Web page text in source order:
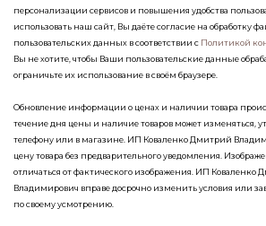
персонализации сервисов и повышения удобства
использовать наш сайт, Вы даёте согласие на обработку
пользовательских данных в соответствии с Политикой
Вы не хотите, чтобы Ваши пользовательские данные
ограничьте их использование в своём браузере.
Обновление информации о ценах и наличии товара
течение дня цены и наличие товаров может изменяться,
телефону или в магазине. ИП Коваленко Дмитрий
цену товара без предварительного уведомления.
отличаться от фактического изображения. ИП Коваленко
Владимирович вправе досрочно изменить условия или
по своему усмотрению.